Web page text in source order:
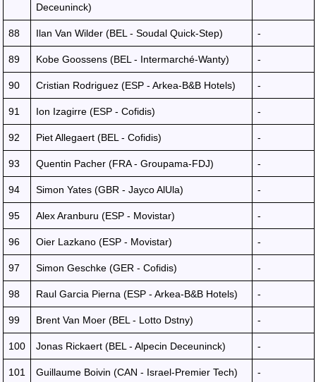
Deceuninck)
88 Ilan Van Wilder (BEL - Soudal Quick-Step) -
89 Kobe Goossens (BEL - Intermarché-Wanty) -
90 Cristian Rodriguez (ESP - Arkea-B&B Hotels) -
91 Ion Izagirre (ESP - Cofidis) -
92 Piet Allegaert (BEL - Cofidis) -
93 Quentin Pacher (FRA - Groupama-FDJ) -
94 Simon Yates (GBR - Jayco AlUla) -
95 Alex Aranburu (ESP - Movistar) -
96 Oier Lazkano (ESP - Movistar) -
97 Simon Geschke (GER - Cofidis) -
98 Raul Garcia Pierna (ESP - Arkea-B&B Hotels) -
99 Brent Van Moer (BEL - Lotto Dstny) -
100 Jonas Rickaert (BEL - Alpecin Deceuninck) -
101 Guillaume Boivin (CAN - Israel-Premier Tech) -